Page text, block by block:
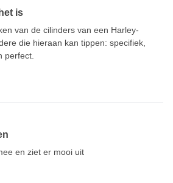
is
van de cilinders van een Harley-
die hieraan kan tippen: specifiek,
perfect.
en ziet er mooi uit